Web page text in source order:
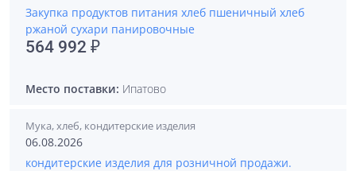
Закупка продуктов питания хлеб пшеничный хлеб
ржаной сухари панировочные
564 992 ₽
Место поставки: Ипатово
Мука, хлеб, кондитерские изделия
06.08.2026
кондитерские изделия для розничной продажи.